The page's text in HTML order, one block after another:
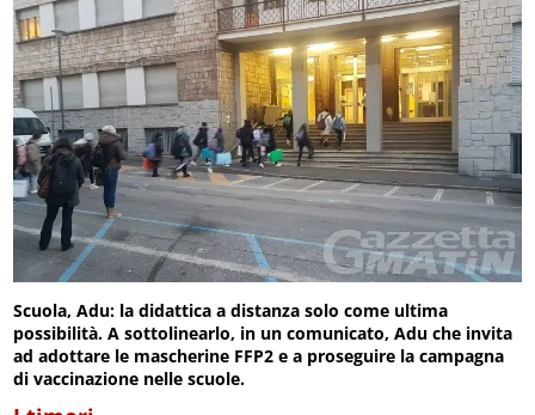
Scuola, Adu: la didattica a distanza solo come ultima
possibilità. A sottolinearlo, in un comunicato, Adu che invita
ad adottare le mascherine FFP2 e a proseguire la campagna
di vaccinazione nelle scuole.